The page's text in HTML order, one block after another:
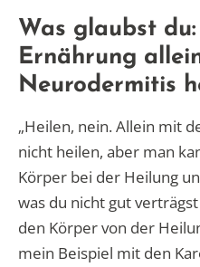
Was glaubst
Ernährung
Neurodermitis
„Heilen, nein. Allein mit
nicht heilen, aber man
Körper bei der Heilung
was du nicht gut
den Körper von der
mein Beispiel mit den